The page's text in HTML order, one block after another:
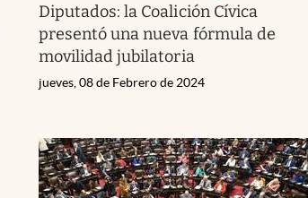
Diputados: la Coalición Cívica
presentó una nueva fórmula de
movilidad jubilatoria
jueves, 08 de Febrero de 2024